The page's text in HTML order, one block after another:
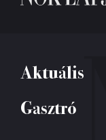
Aktuális
Gasztró